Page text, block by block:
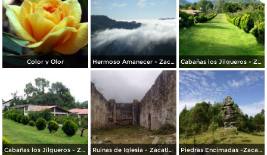
Color y Olor Hermoso Amanecer - Zacatlán Cabañas los Jilgueros - Zacatlán
Cabañas los Jilgueros - Zacatlán Ruinas de Iglesia - Zacatlán Piedras Encimadas -Zacatlán